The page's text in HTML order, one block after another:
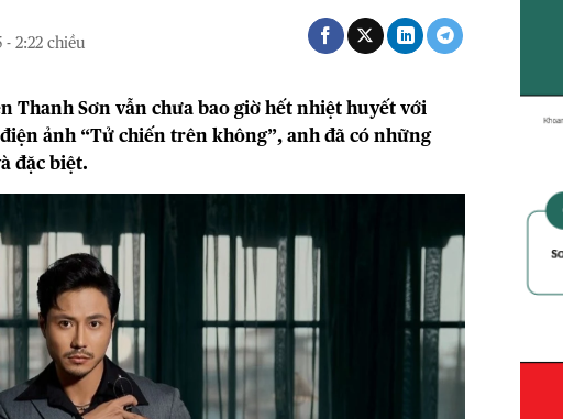
2:22 chiều
Thanh Sơn vẫn chưa bao giờ hết nhiệt huyết với
ảnh “Tử chiến trên không”, anh đã có những
đặc biệt.